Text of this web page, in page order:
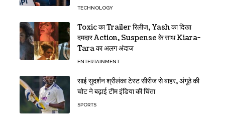
TECHNOLOGY
Toxic का Trailer रिलीज, Yash का दिखा
दमदार Action, Suspense के साथ Kiara-
Tara का अलग अंदाज
ENTERTAINMENT
साई सुदर्शन श्रीलंका टेस्ट सीरीज से बाहर, अंगूठे की
चोट ने बढ़ाई टीम इंडिया की चिंता
SPORTS